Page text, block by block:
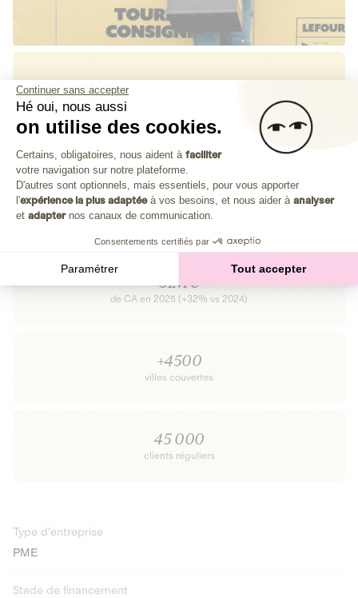
Impact
Réduire la consommation d’emballages à usage unique en
remettant le réemploi au coeur des habitudes de
consommation, via un service de livraison simple et fiable.
31M€
de CA en 2025 (+32% vs 2024)
+4500
villes couvertes
45 000
clients réguliers
Type d'entreprise
PME
Stade de financement
Continuer sans accepter
Hé oui, nous aussi
on utilise des cookies.
Plateforme de Gestion du
Certains, obligatoires, nous aident à faciliter
votre navigation sur notre plateforme.
D'autres sont optionnels, mais essentiels, pour vous apporter
l'expérience la plus adaptéeà vos besoins, et nous aider à analyser
et adapternos canaux de communication.
Consentements certifiés par
Paramétrer Tout accepter
Axeptio consent